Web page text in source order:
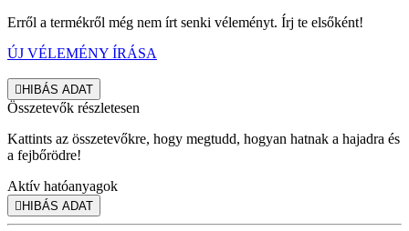
Erről a termékről még nem írt senki véleményt. Írj te elsőként!
ÚJ VÉLEMÉNY ÍRÁSA
HIBÁS ADAT
Összetevők részletesen
Kattints az összetevőkre, hogy megtudd, hogyan hatnak a hajadra és
a fejbőrödre!
Aktív hatóanyagok
HIBÁS ADAT